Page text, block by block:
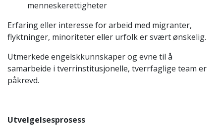
menneskerettigheter
Erfaring eller interesse for arbeid med migranter,
flyktninger, minoriteter eller urfolk er svært ønskelig.
Utmerkede engelskkunnskaper og evne til å
samarbeide i tverrinstitusjonelle, tverrfaglige team er
påkrevd.
Utvelgelsesprosess